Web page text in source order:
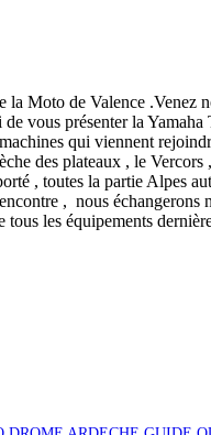
Moto de Valence .Venez
vous présenter la
qui viennent
des plateaux , le
, toutes la partie Alpes
, nous échangerons
les équipements